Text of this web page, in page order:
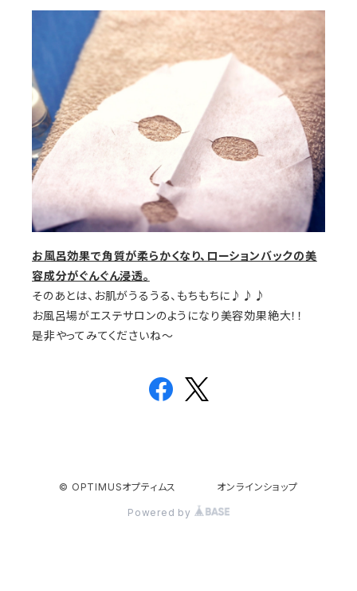
お風呂効果で角質が柔らかくなり、ローションバックの美
容成分がぐんぐん浸透。
そのあとは、お肌がうるうる、もちもちに♪♪♪
お風呂場がエステサロンのようになり美容効果絶大！！
是非やってみてくださいね～
© OPTIMUSオプティムス オンラインショップ
Powered by